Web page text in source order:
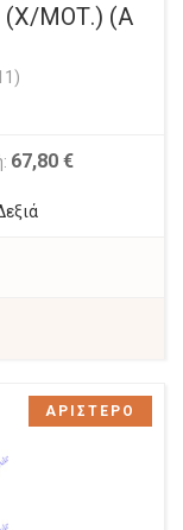
(Χ/ΜΟΤ.) (Α
67,80 €
ΑΡΙΣΤΕΡΟ